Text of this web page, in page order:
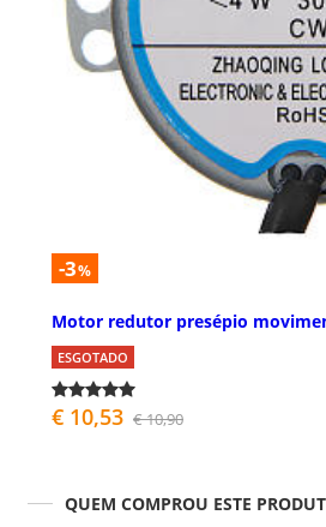
-3%
Motor redutor presépio
ESGOTADO
€ 10,53 € 10,90
QUEM COMPROU ESTE